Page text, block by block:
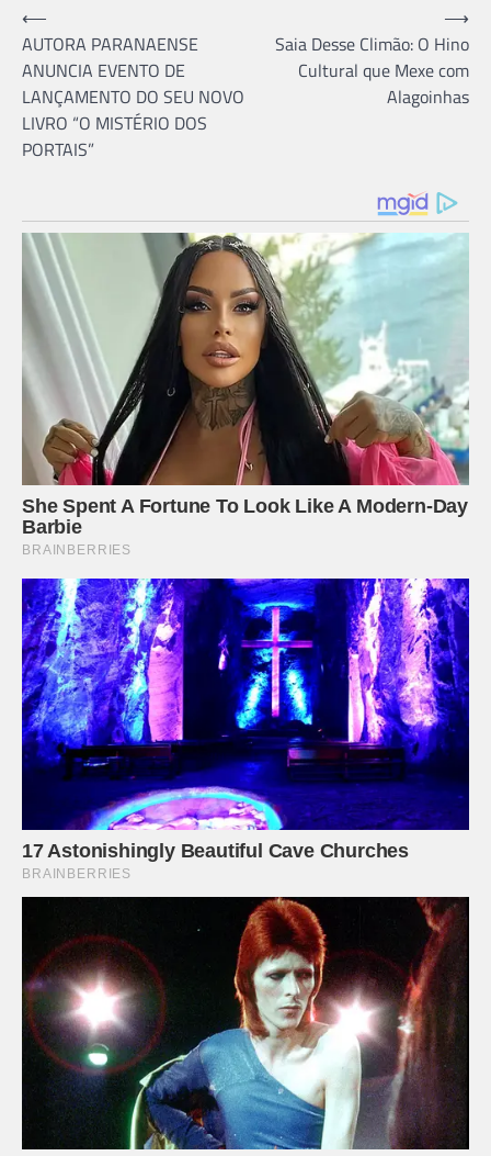
Navegação
de
Post
⟵
AUTORA PARANAENSE
ANUNCIA EVENTO DE
LANÇAMENTO DO SEU NOVO
LIVRO “O MISTÉRIO DOS
PORTAIS”
Saia Desse Climão: O Hino
Cultural que Mexe com
Alagoinhas
⟶